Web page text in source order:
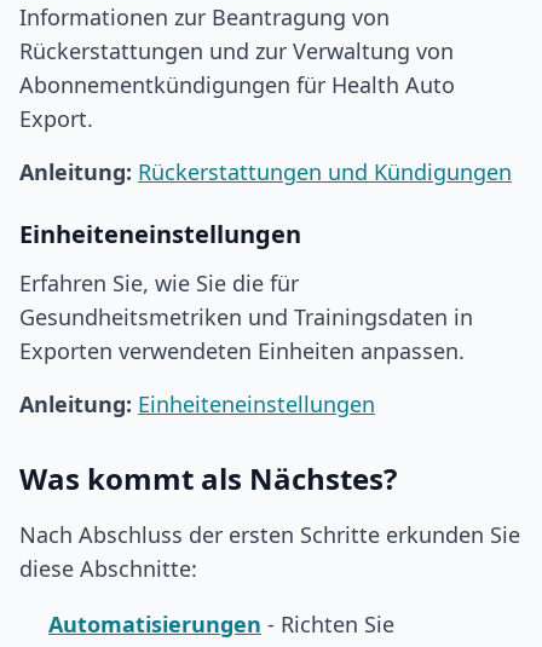
Informationen zur Beantragung von
Rückerstattungen und zur Verwaltung von
Abonnementkündigungen für Health Auto
Export.
Anleitung: Rückerstattungen und Kündigungen
Einheiteneinstellungen
Erfahren Sie, wie Sie die für
Gesundheitsmetriken und Trainingsdaten in
Exporten verwendeten Einheiten anpassen.
Anleitung: Einheiteneinstellungen
Was kommt als Nächstes?
Nach Abschluss der ersten Schritte erkunden Sie
diese Abschnitte:
Automatisierungen - Richten Sie